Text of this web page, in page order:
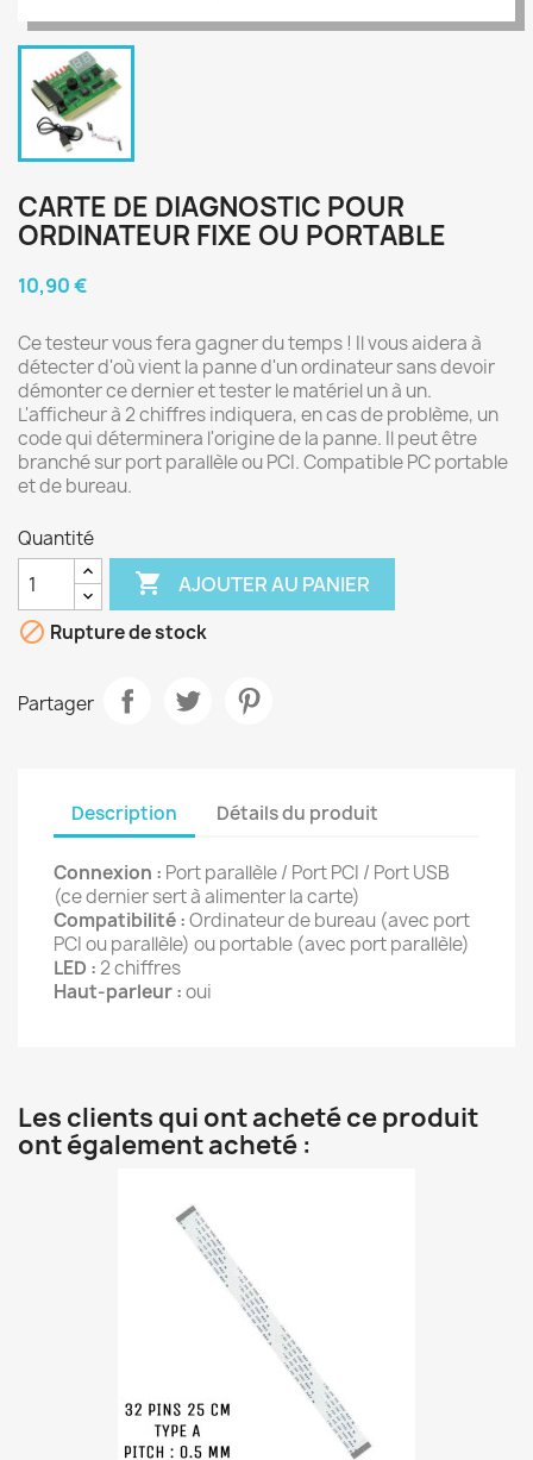
CARTE DE DIAGNOSTIC POUR
ORDINATEUR FIXE OU PORTABLE
10,90 €
Ce testeur vous fera gagner du temps ! Il vous aidera à
détecter d'où vient la panne d'un ordinateur sans devoir
démonter ce dernier et tester le matériel un à un.
L'afficheur à 2 chiffres indiquera, en cas de problème, un
code qui déterminera l'origine de la panne. Il peut être
branché sur port parallèle ou PCI. Compatible PC portable
et de bureau.
Quantité
 AJOUTER AU PANIER
 Rupture de stock
Partager
Description Détails du produit
Connexion : Port parallèle / Port PCI / Port USB
(ce dernier sert à alimenter la carte)
Compatibilité :Ordinateur de bureau (avec port
PCI ou parallèle) ou portable (avec port parallèle)
LED :2 chiffres
Haut-parleur :oui
Les clients qui ont acheté ce produit
ont également acheté :